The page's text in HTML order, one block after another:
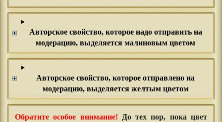
Авторское свойство, которое надо отправить на
модерацию, выделяется малиновым цветом
Авторское свойство, которое отправлено на
модерацию, выделяется желтым цветом
Обратите особое внимание! До тех пор, пока цвет